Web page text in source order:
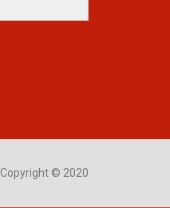
Copyright © 2020